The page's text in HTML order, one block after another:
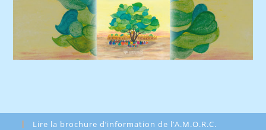
Lire la brochure d’information de l’A.M.O.R.C.